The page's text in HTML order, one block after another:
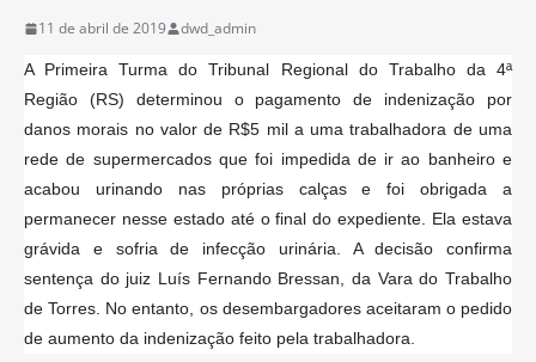
11 de abril de 2019 dwd_admin
A Primeira Turma do Tribunal Regional do Trabalho da 4ª
Região (RS) determinou o pagamento de indenização por
danos morais no valor de R$5 mil a uma trabalhadora de uma
rede de supermercados que foi impedida de ir ao banheiro e
acabou urinando nas próprias calças e foi obrigada a
permanecer nesse estado até o final do expediente. Ela estava
grávida e sofria de infecção urinária. A decisão confirma
sentença do juiz Luís Fernando Bressan, da Vara do Trabalho
de Torres. No entanto, os desembargadores aceitaram o pedido
de aumento da indenização feito pela trabalhadora.